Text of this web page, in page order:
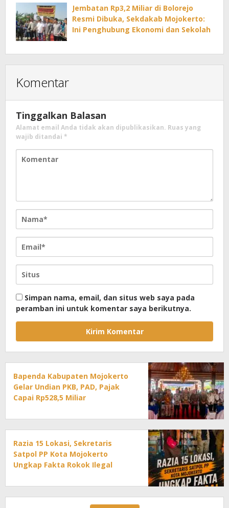
Jembatan Rp3,2 Miliar di Bolorejo
Resmi Dibuka, Sekdakab Mojokerto:
Ini Penghubung Ekonomi dan Sekolah
Komentar
Tinggalkan Balasan
Alamat email Anda tidak akan dipublikasikan. Ruas yang
wajib ditandai *
Simpan nama, email, dan situs web saya pada
peramban ini untuk komentar saya berikutnya.
Bapenda Kabupaten Mojokerto
Gelar Undian PKB, PAD, Pajak
Capai Rp528,5 Miliar
Razia 15 Lokasi, Sekretaris
Satpol PP Kota Mojokerto
Ungkap Fakta Rokok Ilegal